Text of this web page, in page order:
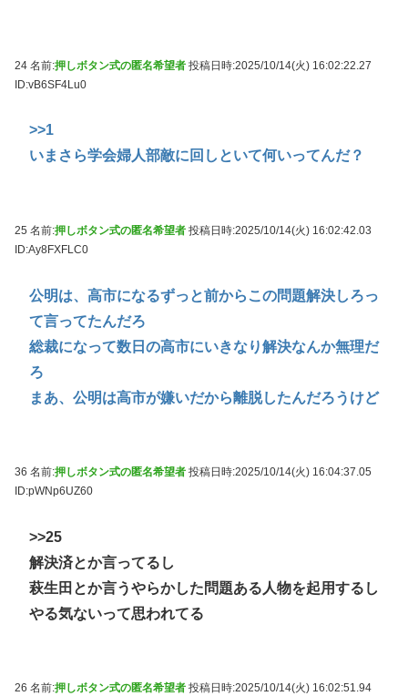
24 名前:押しボタン式の匿名希望者 投稿日時:2025/10/14(火) 16:02:22.27
ID:vB6SF4Lu0
>>1
いまさら学会婦人部敵に回しといて何いってんだ？
25 名前:押しボタン式の匿名希望者 投稿日時:2025/10/14(火) 16:02:42.03
ID:Ay8FXFLC0
公明は、高市になるずっと前からこの問題解決しろっ
て言ってたんだろ
総裁になって数日の高市にいきなり解決なんか無理だ
ろ
まあ、公明は高市が嫌いだから離脱したんだろうけど
36 名前:押しボタン式の匿名希望者 投稿日時:2025/10/14(火) 16:04:37.05
ID:pWNp6UZ60
>>25
解決済とか言ってるし
萩生田とか言うやらかした問題ある人物を起用するし
やる気ないって思われてる
26 名前:押しボタン式の匿名希望者 投稿日時:2025/10/14(火) 16:02:51.94